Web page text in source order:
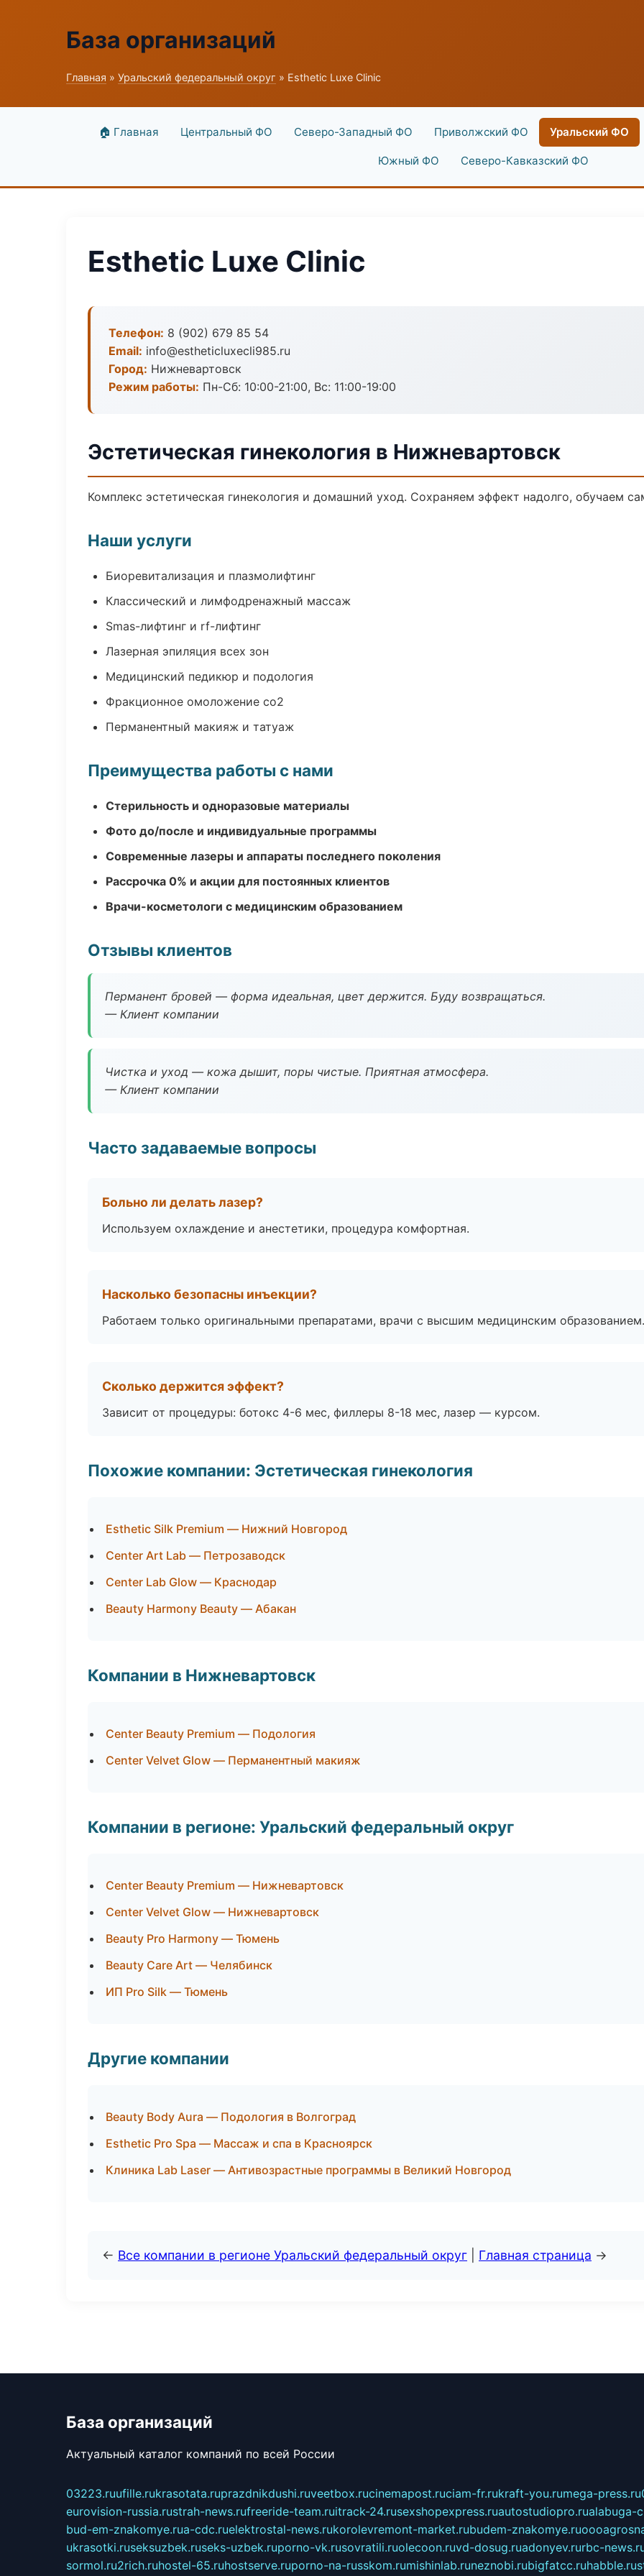
База организаций
Главная » Уральский федеральный округ » Esthetic Luxe Clinic
🏠 Главная Центральный ФО Северо-Западный ФО Приволжский ФО Уральский ФО
Южный ФО Северо-Кавказский ФО
Esthetic Luxe Clinic
Телефон: 8 (902) 679 85 54
Email: info@estheticluxecli985.ru
Город: Нижневартовск
Режим работы: Пн-Сб: 10:00-21:00, Вс: 11:00-19:00
Эстетическая гинекология в Нижневартовск
Комплекс эстетическая гинекология и домашний уход. Сохраняем эффект надолго, обучаем
Наши услуги
Биоревитализация и плазмолифтинг
Классический и лимфодренажный массаж
Smas-лифтинг и rf-лифтинг
Лазерная эпиляция всех зон
Медицинский педикюр и подология
Фракционное омоложение co2
Перманентный макияж и татуаж
Преимущества работы с нами
Стерильность и одноразовые материалы
Фото до/после и индивидуальные программы
Современные лазеры и аппараты последнего поколения
Рассрочка 0% и акции для постоянных клиентов
Врачи-косметологи с медицинским образованием
Отзывы клиентов
Перманент бровей — форма идеальная, цвет держится. Буду возвращаться.
— Клиент компании
Чистка и уход — кожа дышит, поры чистые. Приятная атмосфера.
— Клиент компании
Часто задаваемые вопросы
Больно ли делать лазер?
Используем охлаждение и анестетики, процедура комфортная.
Насколько безопасны инъекции?
Работаем только оригинальными препаратами, врачи с высшим медицинским образованием.
Сколько держится эффект?
Зависит от процедуры: ботокс 4-6 мес, филлеры 8-18 мес, лазер — курсом.
Похожие компании: Эстетическая гинекология
Esthetic Silk Premium — Нижний Новгород
Center Art Lab — Петрозаводск
Center Lab Glow — Краснодар
Beauty Harmony Beauty — Абакан
Компании в Нижневартовск
Center Beauty Premium — Подология
Center Velvet Glow — Перманентный макияж
Компании в регионе: Уральский федеральный округ
Center Beauty Premium — Нижневартовск
Center Velvet Glow — Нижневартовск
Beauty Pro Harmony — Тюмень
Beauty Care Art — Челябинск
ИП Pro Silk — Тюмень
Другие компании
Beauty Body Aura — Подология в Волгоград
Esthetic Pro Spa — Массаж и спа в Красноярск
Клиника Lab Laser — Антивозрастные программы в Великий Новгород
← Все компании в регионе Уральский федеральный округ Главная страница →
База организаций
Актуальный каталог компаний по всей России
03223.ruufille.rukrasotata.ruprazdnikdushi.ruveetbox.rucinemapost.ruciam-fr.rukraft-you.rumega-press.ru
eurovision-russia.rustrah-news.rufreeride-team.ruitrack-24.rusexshopexpress.ruautostudiopro.rualabuga-
bud-em-znakomye.rua-cdc.ruelektrostal-news.rukorolevremont-market.rubudem-znakomye.ru
ukrasotki.ruseksuzbek.ruseks-uzbek.ruporno-vk.rusovratili.ruolecoon.ruvd-dosug.ruadonyev.rurbc-
sormol.ru2rich.ruhostel-65.ruhostserve.ruporno-na-russkom.rumishinlab.runeznobi.rubigfatcc.ruhabble.ru